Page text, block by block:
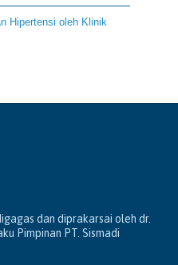
Hipertensi oleh Klinik
dan diprakarsai oleh dr.
Pimpinan PT. Sismadi